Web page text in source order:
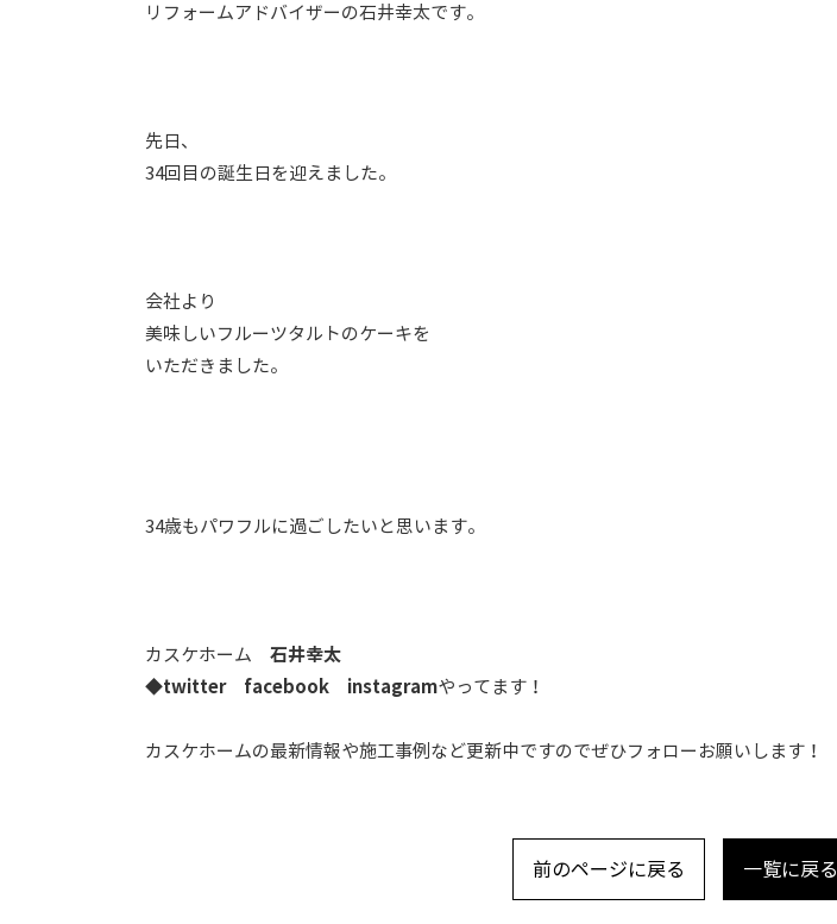
リフォームアドバイザーの石井幸太です。
先日、
34回目の誕生日を迎えました。
会社より
美味しいフルーツタルトのケーキを
いただきました。
34歳もパワフルに過ごしたいと思います。
カスケホーム 石井幸太
◆twitter facebook instagramやってます！
カスケホームの最新情報や施工事例など更新中ですのでぜひフォローお願いします！
前のページに戻る 一覧に戻る